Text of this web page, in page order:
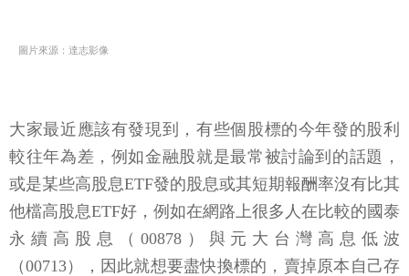
圖片來源：達志影像
大家最近應該有發現到，有些個股標的今年發的股利
較往年為差，例如金融股就是最常被討論到的話題，
或是某些高股息ETF發的股息或其短期報酬率沒有比其
他檔高股息ETF好，例如在網路上很多人在比較的國泰
永續高股息（00878）與元大台灣高息低波
（00713），因此就想要盡快換標的，賣掉原本自己存